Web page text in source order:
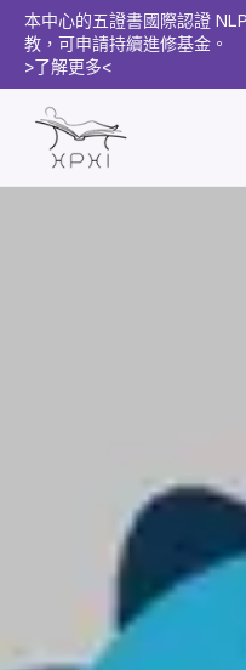
本中心的五證書國際認證
教，可申請持續進修基金。
>了解更多<